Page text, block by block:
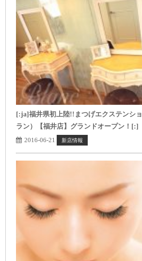
[:ja]福井県初上陸!!まつげエクステンシ
ラン）【福井店】グランドオープン！[:]
2016-06-21
新店情報